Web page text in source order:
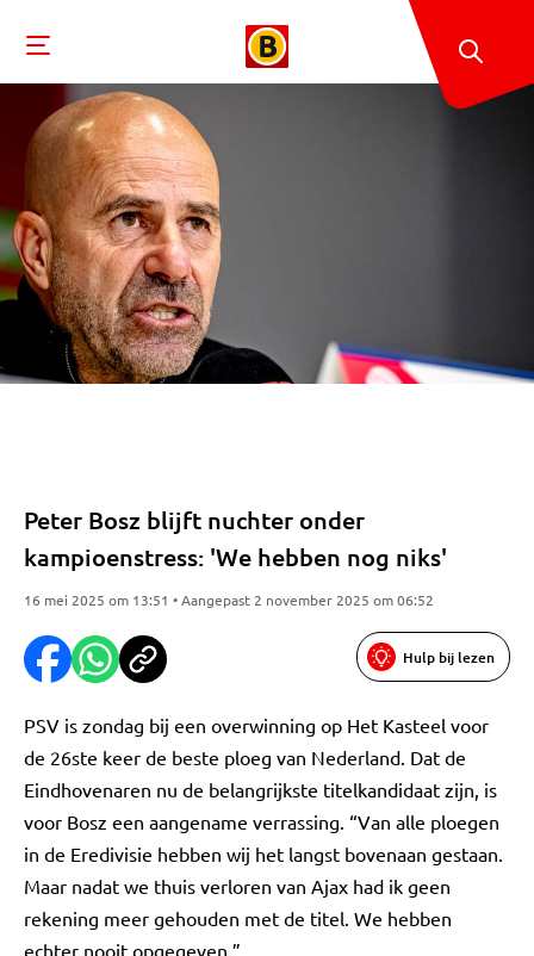
Peter Bosz blijft nuchter onder
kampioenstress: 'We hebben nog niks'
16 mei 2025 om 13:51 • Aangepast 2 november 2025 om 06:52
Hulp bij lezen
PSV is zondag bij een overwinning op Het Kasteel voor
de 26ste keer de beste ploeg van Nederland. Dat de
Eindhovenaren nu de belangrijkste titelkandidaat zijn, is
voor Bosz een aangename verrassing. “Van alle ploegen
in de Eredivisie hebben wij het langst bovenaan gestaan.
Maar nadat we thuis verloren van Ajax had ik geen
rekening meer gehouden met de titel. We hebben
echter nooit opgegeven.”